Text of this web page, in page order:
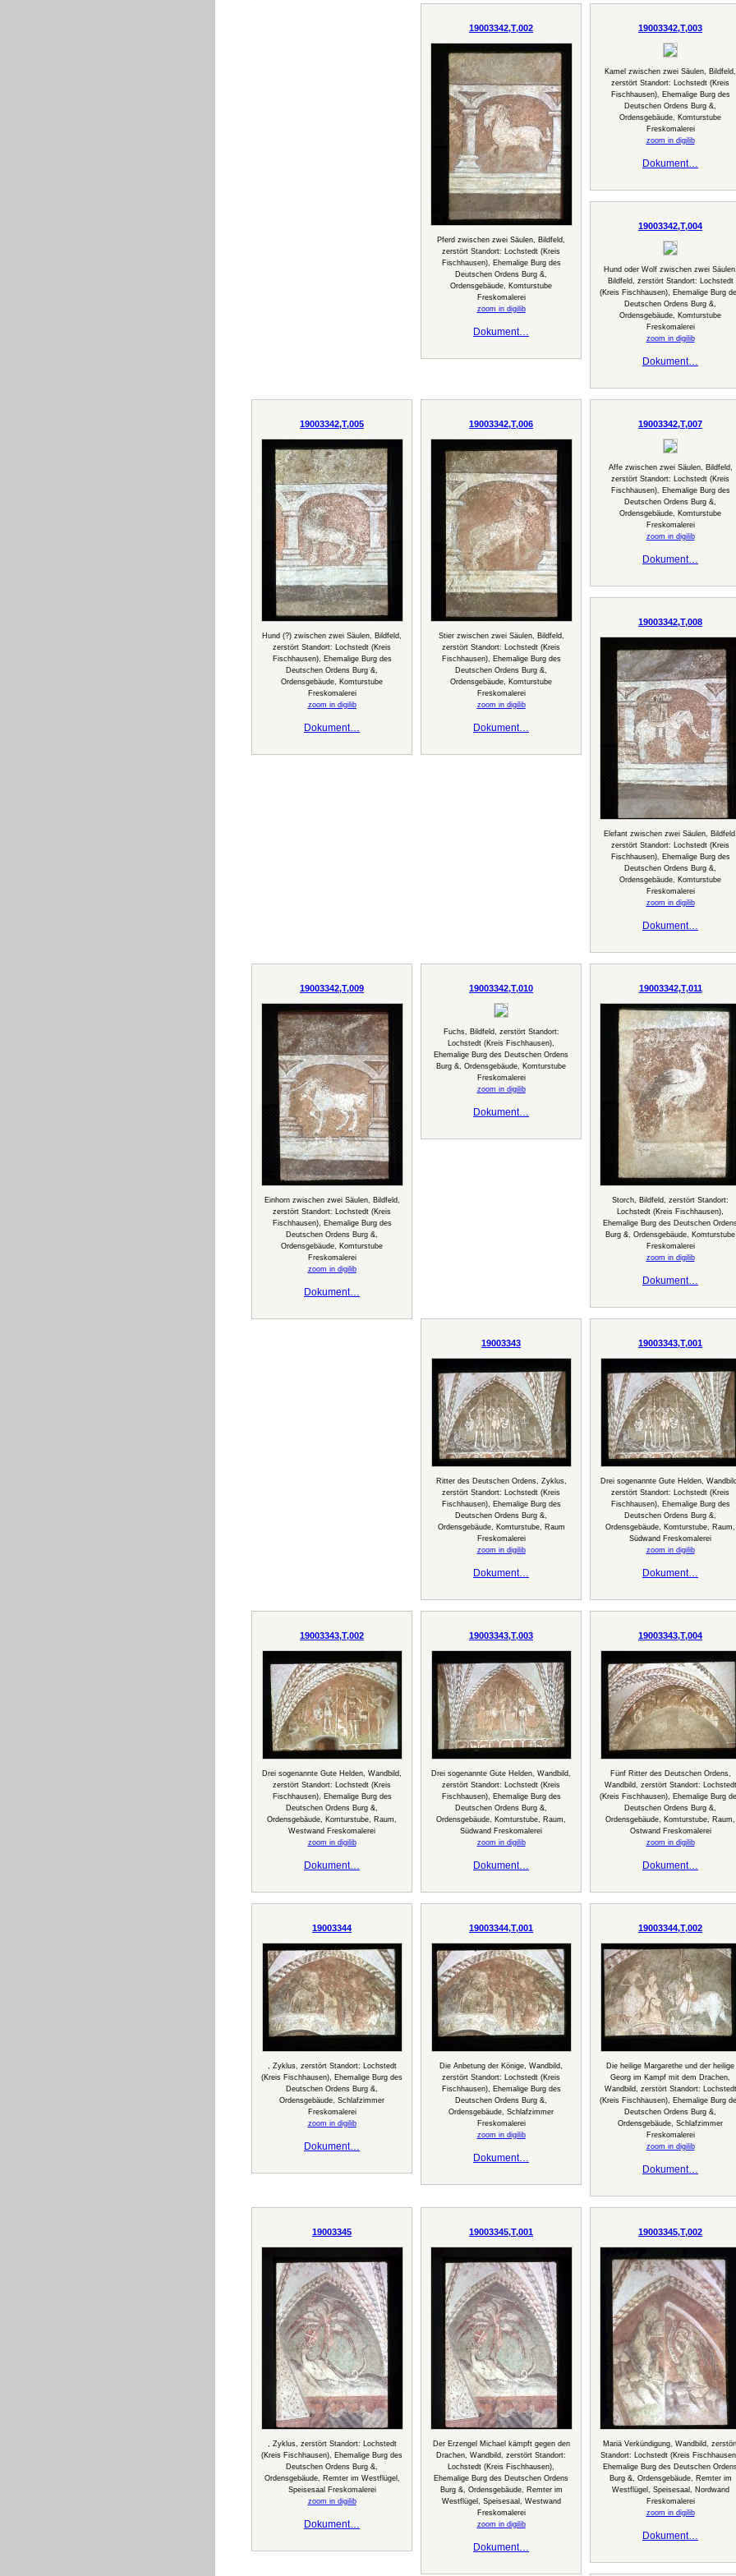
19003342,T,002
Pferd zwischen zwei Säulen, Bildfeld,
zerstört Standort: Lochstedt (Kreis
Fischhausen), Ehemalige Burg des
Deutschen Ordens Burg &,
Ordensgebäude, Komturstube
Freskomalerei
zoom in digilib
Dokument…
19003342,T,003
Kamel zwischen zwei Säulen, Bildfeld,
zerstört Standort: Lochstedt (Kreis
Fischhausen), Ehemalige Burg des
Deutschen Ordens Burg &,
Ordensgebäude, Komturstube
Freskomalerei
zoom in digilib
Dokument…
19003342,T,004
Hund oder Wolf zwischen zwei
Bildfeld, zerstört Standort: Lochstedt
(Kreis Fischhausen), Ehemalige Burg
Deutschen Ordens Burg &,
Ordensgebäude, Komturstube
Freskomalerei
zoom in digilib
Dokument…
19003342,T,005
Hund (?) zwischen zwei Säulen, Bildfeld,
zerstört Standort: Lochstedt (Kreis
Fischhausen), Ehemalige Burg des
Deutschen Ordens Burg &,
Ordensgebäude, Komturstube
Freskomalerei
zoom in digilib
Dokument…
19003342,T,006
Stier zwischen zwei Säulen, Bildfeld,
zerstört Standort: Lochstedt (Kreis
Fischhausen), Ehemalige Burg des
Deutschen Ordens Burg &,
Ordensgebäude, Komturstube
Freskomalerei
zoom in digilib
Dokument…
19003342,T,007
Affe zwischen zwei Säulen, Bildfeld,
zerstört Standort: Lochstedt (Kreis
Fischhausen), Ehemalige Burg des
Deutschen Ordens Burg &,
Ordensgebäude, Komturstube
Freskomalerei
zoom in digilib
Dokument…
19003342,T,008
Elefant zwischen zwei Säulen,
zerstört Standort: Lochstedt (Kreis
Fischhausen), Ehemalige Burg des
Deutschen Ordens Burg &,
Ordensgebäude, Komturstube
Freskomalerei
zoom in digilib
Dokument…
19003342,T,009
Einhorn zwischen zwei Säulen, Bildfeld,
zerstört Standort: Lochstedt (Kreis
Fischhausen), Ehemalige Burg des
Deutschen Ordens Burg &,
Ordensgebäude, Komturstube
Freskomalerei
zoom in digilib
Dokument…
19003342,T,010
Fuchs, Bildfeld, zerstört Standort:
Lochstedt (Kreis Fischhausen),
Ehemalige Burg des Deutschen Ordens
Burg &, Ordensgebäude, Komturstube
Freskomalerei
zoom in digilib
Dokument…
19003342,T,011
Storch, Bildfeld, zerstört Standort:
Lochstedt (Kreis Fischhausen),
Ehemalige Burg des Deutschen
Burg &, Ordensgebäude, Komturstube
Freskomalerei
zoom in digilib
Dokument…
19003343
Ritter des Deutschen Ordens, Zyklus,
zerstört Standort: Lochstedt (Kreis
Fischhausen), Ehemalige Burg des
Deutschen Ordens Burg &,
Ordensgebäude, Komturstube, Raum
Freskomalerei
zoom in digilib
Dokument…
19003343,T,001
Drei sogenannte Gute Helden,
zerstört Standort: Lochstedt (Kreis
Fischhausen), Ehemalige Burg des
Deutschen Ordens Burg &,
Ordensgebäude, Komturstube, Raum,
Südwand Freskomalerei
zoom in digilib
Dokument…
19003343,T,002
Drei sogenannte Gute Helden, Wandbild,
zerstört Standort: Lochstedt (Kreis
Fischhausen), Ehemalige Burg des
Deutschen Ordens Burg &,
Ordensgebäude, Komturstube, Raum,
Westwand Freskomalerei
zoom in digilib
Dokument…
19003343,T,003
Drei sogenannte Gute Helden, Wandbild,
zerstört Standort: Lochstedt (Kreis
Fischhausen), Ehemalige Burg des
Deutschen Ordens Burg &,
Ordensgebäude, Komturstube, Raum,
Südwand Freskomalerei
zoom in digilib
Dokument…
19003343,T,004
Fünf Ritter des Deutschen Ordens,
Wandbild, zerstört Standort: Lochstedt
(Kreis Fischhausen), Ehemalige Burg
Deutschen Ordens Burg &,
Ordensgebäude, Komturstube, Raum,
Ostwand Freskomalerei
zoom in digilib
Dokument…
19003344
, Zyklus, zerstört Standort: Lochstedt
(Kreis Fischhausen), Ehemalige Burg des
Deutschen Ordens Burg &,
Ordensgebäude, Schlafzimmer
Freskomalerei
zoom in digilib
Dokument…
19003344,T,001
Die Anbetung der Könige, Wandbild,
zerstört Standort: Lochstedt (Kreis
Fischhausen), Ehemalige Burg des
Deutschen Ordens Burg &,
Ordensgebäude, Schlafzimmer
Freskomalerei
zoom in digilib
Dokument…
19003344,T,002
Die heilige Margarethe und der heilige
Georg im Kampf mit dem Drachen,
Wandbild, zerstört Standort: Lochstedt
(Kreis Fischhausen), Ehemalige Burg
Deutschen Ordens Burg &,
Ordensgebäude, Schlafzimmer
Freskomalerei
zoom in digilib
Dokument…
19003345
, Zyklus, zerstört Standort: Lochstedt
(Kreis Fischhausen), Ehemalige Burg des
Deutschen Ordens Burg &,
Ordensgebäude, Remter im Westflügel,
Speisesaal Freskomalerei
zoom in digilib
Dokument…
19003345,T,001
Der Erzengel Michael kämpft gegen den
Drachen, Wandbild, zerstört Standort:
Lochstedt (Kreis Fischhausen),
Ehemalige Burg des Deutschen Ordens
Burg &, Ordensgebäude, Remter im
Westflügel, Speisesaal, Westwand
Freskomalerei
zoom in digilib
Dokument…
19003345,T,002
Mariä Verkündigung, Wandbild,
Standort: Lochstedt (Kreis
Ehemalige Burg des Deutschen
Burg &, Ordensgebäude, Remter im
Westflügel, Speisesaal, Nordwand
Freskomalerei
zoom in digilib
Dokument…